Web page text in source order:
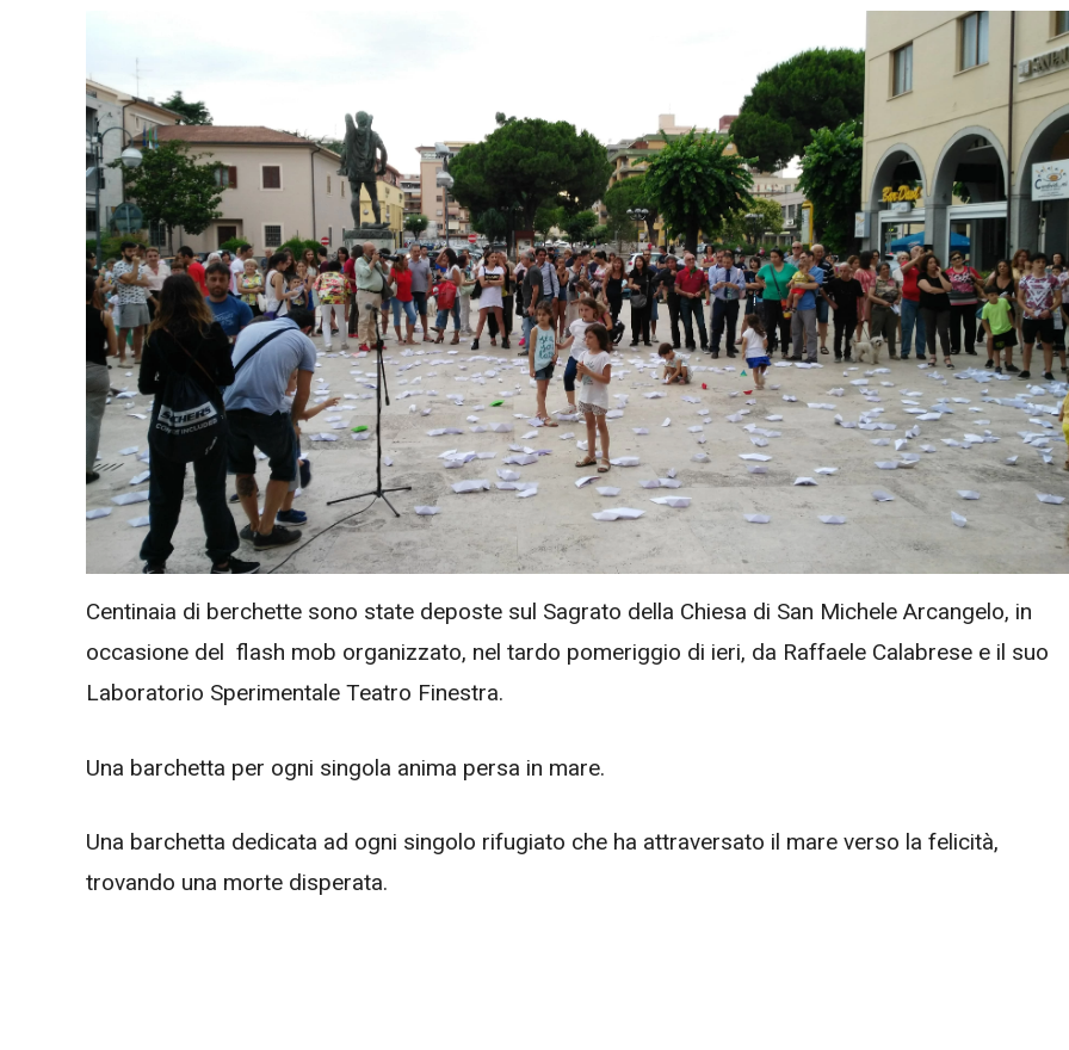
Centinaia di berchette sono state deposte sul Sagrato della Chiesa di San Michele Arcangelo, in
occasione del flash mob organizzato, nel tardo pomeriggio di ieri, da Raffaele Calabrese e il suo
Laboratorio Sperimentale Teatro Finestra.
Una barchetta per ogni singola anima persa in mare.
Una barchetta dedicata ad ogni singolo rifugiato che ha attraversato il mare verso la felicità,
trovando una morte disperata.